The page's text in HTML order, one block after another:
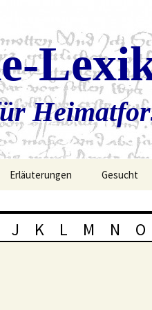
Erläuterungen Gesucht
J K L M N O